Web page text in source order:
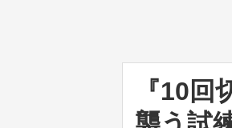
『10